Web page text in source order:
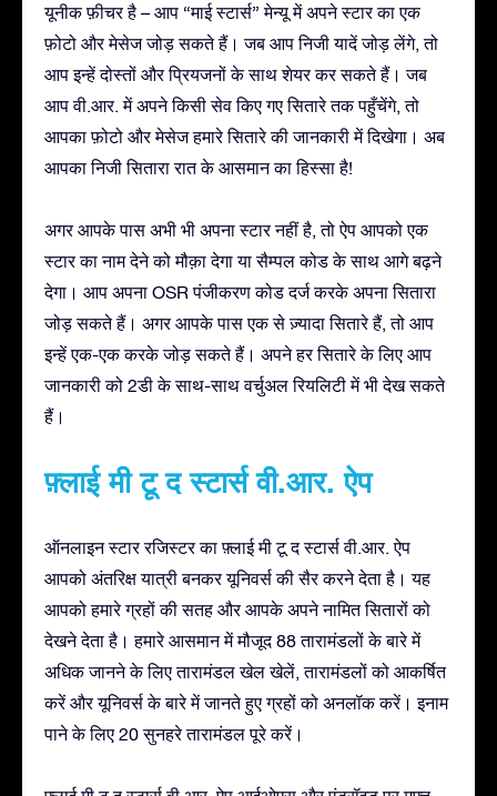
यूनीक फ़ीचर है – आप “माई स्टार्स” मेन्यू में अपने स्टार का एक
फ़ोटो और मेसेज जोड़ सकते हैं। जब आप निजी यादें जोड़ लेंगे, तो
आप इन्हें दोस्तों और प्रियजनों के साथ शेयर कर सकते हैं। जब
आप वी.आर. में अपने किसी सेव किए गए सितारे तक पहुँचेंगे, तो
आपका फ़ोटो और मेसेज हमारे सितारे की जानकारी में दिखेगा। अब
आपका निजी सितारा रात के आसमान का हिस्सा है!
अगर आपके पास अभी भी अपना स्टार नहीं है, तो ऐप आपको एक
स्टार का नाम देने को मौक़ा देगा या सैम्पल कोड के साथ आगे बढ़ने
देगा। आप अपना OSR पंजीकरण कोड दर्ज करके अपना सितारा
जोड़ सकते हैं। अगर आपके पास एक से ज़्यादा सितारे हैं, तो आप
इन्हें एक-एक करके जोड़ सकते हैं। अपने हर सितारे के लिए आप
जानकारी को 2डी के साथ-साथ वर्चुअल रियलिटी में भी देख सकते
हैं।
फ़्लाई मी टू द स्टार्स वी.आर. ऐप
ऑनलाइन स्टार रजिस्टर का फ़्लाई मी टू द स्टार्स वी.आर. ऐप
आपको अंतरिक्ष यात्री बनकर यूनिवर्स की सैर करने देता है। यह
आपको हमारे ग्रहों की सतह और आपके अपने नामित सितारों को
देखने देता है। हमारे आसमान में मौजूद 88 तारामंडलों के बारे में
अधिक जानने के लिए तारामंडल खेल खेलें, तारामंडलों को आकर्षित
करें और यूनिवर्स के बारे में जानते हुए ग्रहों को अनलॉक करें। इनाम
पाने के लिए 20 सुनहरे तारामंडल पूरे करें।